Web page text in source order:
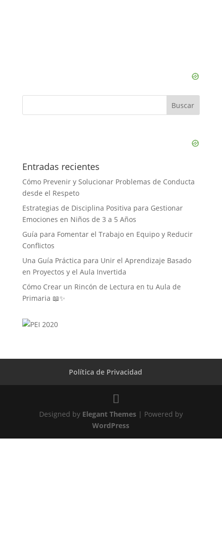
Entradas recientes
Cómo Prevenir y Solucionar Problemas de Conducta
desde el Respeto
Estrategias de Disciplina Positiva para Gestionar
Emociones en Niños de 3 a 5 Años
Guía para Fomentar el Trabajo en Equipo y Reducir
Conflictos
Una Guía Práctica para Unir el Aprendizaje Basado
en Proyectos y el Aula Invertida
Cómo Crear un Rincón de Lectura en tu Aula de
Primaria 📖✨
Política de Privacidad
Designed by Elegant Themes| Powered by
WordPress